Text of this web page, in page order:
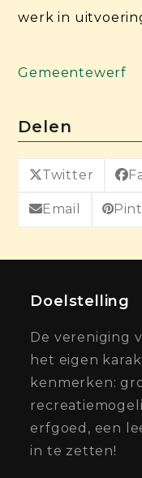
werk in
Gemeentewerf
Delen
Twitter
Email
Doelstelling
De vereniging
het eigen
kenmerken:
erfgoed, een
in te zetten!